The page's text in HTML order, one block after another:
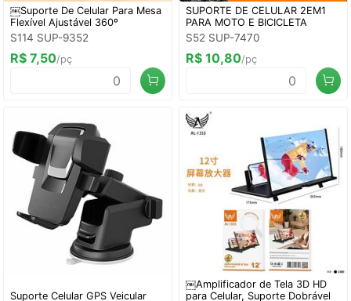
￼Suporte De Celular Para Mesa
Flexível Ajustável 360º
S114 SUP-9352
R$ 7,50/pç
SUPORTE DE CELULAR 2EM1
PARA MOTO E BICICLETA
S52 SUP-7470
R$ 10,80/pç
Suporte Celular GPS Veicular
￼Amplificador de Tela 3D HD
para Celular, Suporte Dobrável